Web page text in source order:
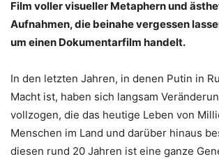
Film voller visueller Metaphern und
Aufnahmen, die beinahe vergessen
um einen Dokumentarfilm handelt.
In den letzten Jahren, in denen Putin in
Macht ist, haben sich langsam
vollzogen, die das heutige Leben von
Menschen im Land und darüber hinaus
diesen rund 20 Jahren ist eine ganze